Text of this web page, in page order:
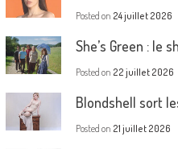
Posted on 24 juillet 2026
She’s Green : le
Posted on 22 juillet 2026
Blondshell sort
Posted on 21 juillet 2026